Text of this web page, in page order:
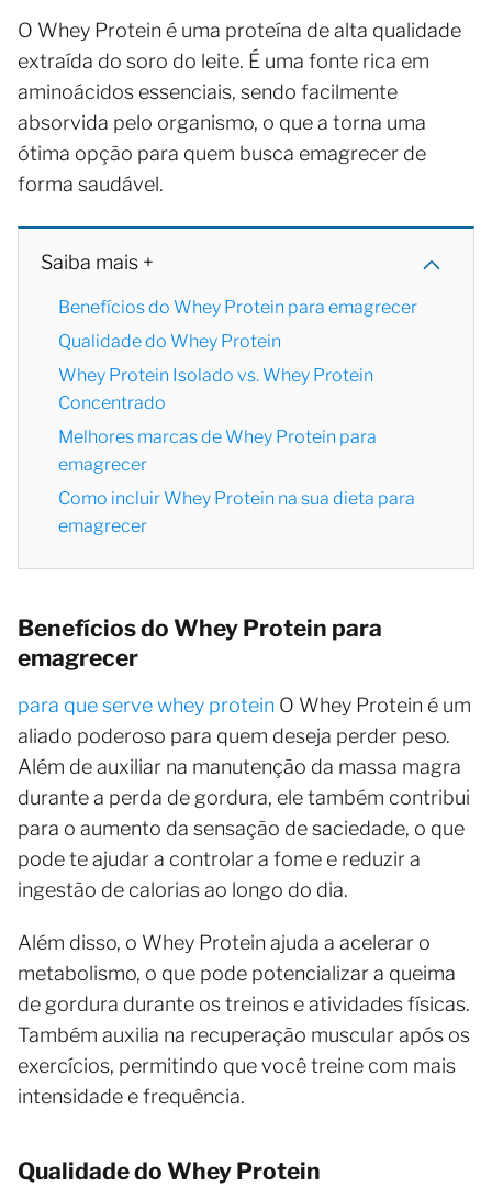
O Whey Protein é uma proteína de alta qualidade
extraída do soro do leite. É uma fonte rica em
aminoácidos essenciais, sendo facilmente
absorvida pelo organismo, o que a torna uma
ótima opção para quem busca emagrecer de
forma saudável.
Saiba mais +
Benefícios do Whey Protein para emagrecer
Qualidade do Whey Protein
Whey Protein Isolado vs. Whey Protein
Concentrado
Melhores marcas de Whey Protein para
emagrecer
Como incluir Whey Protein na sua dieta para
emagrecer
Benefícios do Whey Protein para
emagrecer
para que serve whey protein O Whey Protein é um
aliado poderoso para quem deseja perder peso.
Além de auxiliar na manutenção da massa magra
durante a perda de gordura, ele também contribui
para o aumento da sensação de saciedade, o que
pode te ajudar a controlar a fome e reduzir a
ingestão de calorias ao longo do dia.
Além disso, o Whey Protein ajuda a acelerar o
metabolismo, o que pode potencializar a queima
de gordura durante os treinos e atividades físicas.
Também auxilia na recuperação muscular após os
exercícios, permitindo que você treine com mais
intensidade e frequência.
Qualidade do Whey Protein